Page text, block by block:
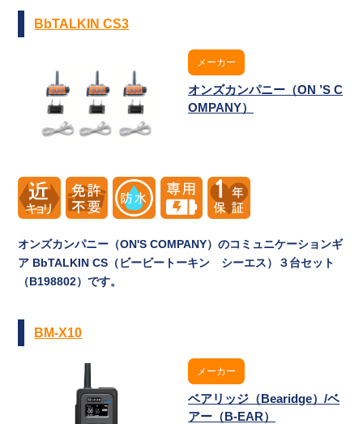
BbTALKIN CS3
メーカー
オンズカンパニー（ON ’S C
OMPANY）
オンズカンパニー（ON'S COMPANY）のコミュニケーションギ
ア BbTALKIN CS（ビービートーキン シーエス）３台セット
（B198802）です。
BM-X10
メーカー
ベアリッジ（Bearidge）/ベ
アー（B-EAR）